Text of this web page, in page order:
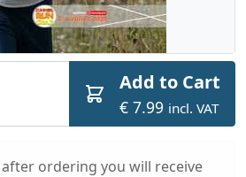
Add to Cart
€ 7.99 incl. VAT
after ordering you will receive